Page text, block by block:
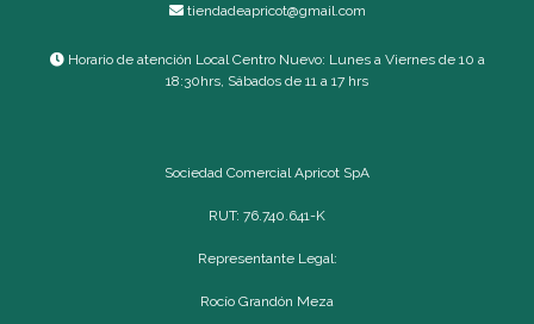
tiendadeapricot@gmail.com
Horario de atención Local Centro Nuevo: Lunes a Viernes de 10 a
18:30hrs, Sábados de 11 a 17 hrs
Sociedad Comercial Apricot SpA
RUT: 76.740.641-K
Representante Legal:
Rocío Grandón Meza